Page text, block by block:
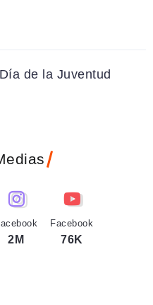
de la Juventud
2M
Facebook
76K